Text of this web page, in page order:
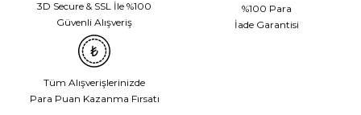
3D Secure & SSL İle %100
Güvenli Alışveriş
%100 Para
İade Garantisi
Tüm Alışverişlerinizde
Para Puan Kazanma Fırsatı